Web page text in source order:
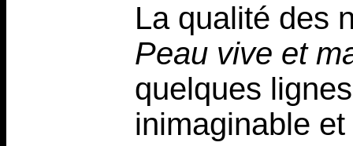
La qualité des
Peau vive et
quelques
inimaginable